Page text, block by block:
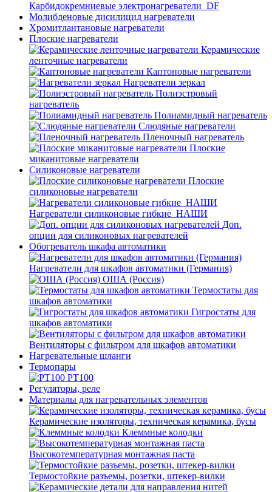
Карбидокремниевые электронагреватели_DF
Молибденовые дисилицид нагреватели
Хромитлантановые нагреватели
Плоские нагреватели
Керамические
ленточные нагреватели
Каптоновые нагреватели
Нагреватели зеркал
Полиэстровый
нагреватель
Полиамидный нагреватель
Слюдяные нагреватели
Пленочный нагреватель
Плоские
миканитовые нагреватели
Силиконовые нагреватели
Плоские
силиконовые нагреватели
Нагреватели силиконовые гибкие_НАШИ
Доп.
опции для силиконовых нагревателей
Обогреватель шкафа автоматики
Нагреватели для шкафов автоматики (Германия)
ОША (Россия)
Термостаты для
шкафов автоматики
Гигростаты для
шкафов автоматики
Вентиляторы с фильтром для шкафов автоматики
Нагревательные шланги
Термопары
PT100
Регуляторы, реле
Материалы для нагревательных элементов
Керамические изоляторы, техническая керамика, бусы
Клеммные колодки
Высокотемпературная монтажная паста
Термостойкие разъемы, розетки, штекер-вилки